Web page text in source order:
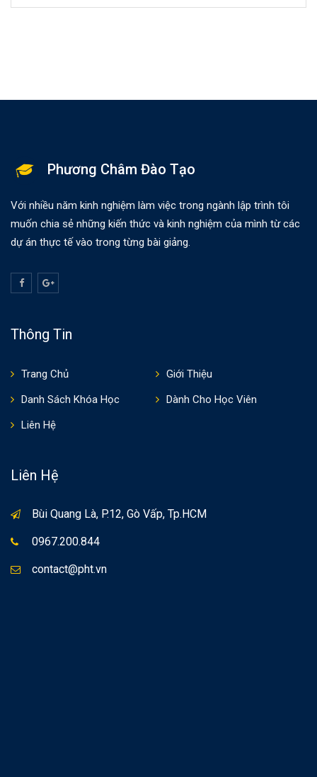
Phương Châm Đào Tạo
Với nhiều năm kinh nghiệm làm việc trong ngành lập trình tôi
muốn chia sẻ những kiến thức và kinh nghiệm của mình từ các
dự án thực tế vào trong từng bài giảng.
Thông Tin
Trang Chủ
Giới Thiệu
Danh Sách Khóa Học
Dành Cho Học Viên
Liên Hệ
Liên Hệ
Bùi Quang Là, P.12, Gò Vấp, Tp.HCM
0967.200.844
contact@pht.vn